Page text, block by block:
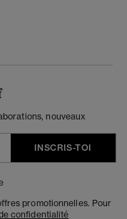
nouveaux
INSCRIS-TOI
promotionnelles. Pour
confidentialité